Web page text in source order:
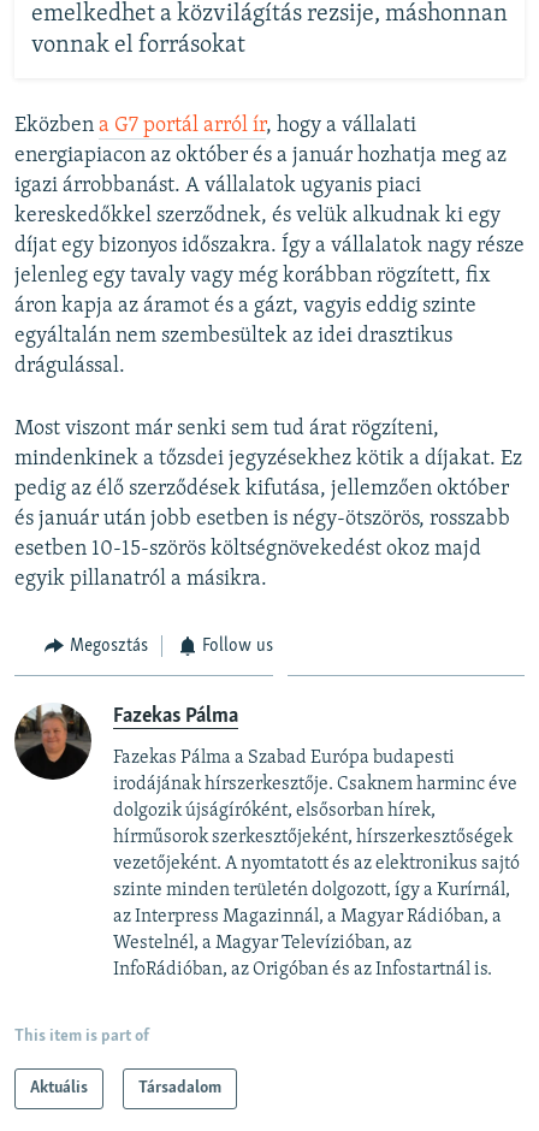
emelkedhet a közvilágítás rezsije, máshonnan
vonnak el forrásokat
Eközben a G7 portál arról ír, hogy a vállalati
energiapiacon az október és a január hozhatja meg az
igazi árrobbanást. A vállalatok ugyanis piaci
kereskedőkkel szerződnek, és velük alkudnak ki egy
díjat egy bizonyos időszakra. Így a vállalatok nagy része
jelenleg egy tavaly vagy még korábban rögzített, fix
áron kapja az áramot és a gázt, vagyis eddig szinte
egyáltalán nem szembesültek az idei drasztikus
drágulással.
Most viszont már senki sem tud árat rögzíteni,
mindenkinek a tőzsdei jegyzésekhez kötik a díjakat. Ez
pedig az élő szerződések kifutása, jellemzően október
és január után jobb esetben is négy-ötszörös, rosszabb
esetben 10-15-szörös költségnövekedést okoz majd
egyik pillanatról a másikra.
Megosztás Follow us
Fazekas Pálma
Fazekas Pálma a Szabad Európa budapesti
irodájának hírszerkesztője. Csaknem harminc éve
dolgozik újságíróként, elsősorban hírek,
hírműsorok szerkesztőjeként, hírszerkesztőségek
vezetőjeként. A nyomtatott és az elektronikus sajtó
szinte minden területén dolgozott, így a Kurírnál,
az Interpress Magazinnál, a Magyar Rádióban, a
Westelnél, a Magyar Televízióban, az
InfoRádióban, az Origóban és az Infostartnál is.
This item is part of
Aktuális Társadalom